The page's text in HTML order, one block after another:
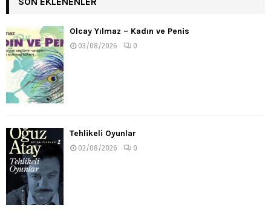
Olcay Yılmaz – Kadın ve Penis
03/08/2026 0
Tehlikeli Oyunlar
02/08/2026 0